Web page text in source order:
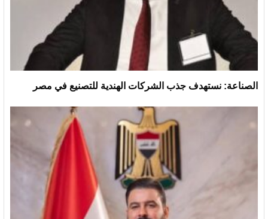
الصناعة: نستهدف جذب الشركات الهندية للتصنيع في مصر